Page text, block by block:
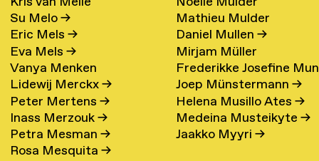
Su Melo→
Eric Mels→
Eva Mels→
Vanya Menken
Lidewij Merckx→
Peter Mertens→
Inass Merzouk→
Petra Mesman→
Rosa Mesquita→
Mathieu Mulder
Daniel Mullen→
Mirjam Müller
Frederikke Josefine
Eefsen→
Joep Münstermann→
Helena Musillo Ates→
Medeina Musteikyte→
Jaakko Myyri→